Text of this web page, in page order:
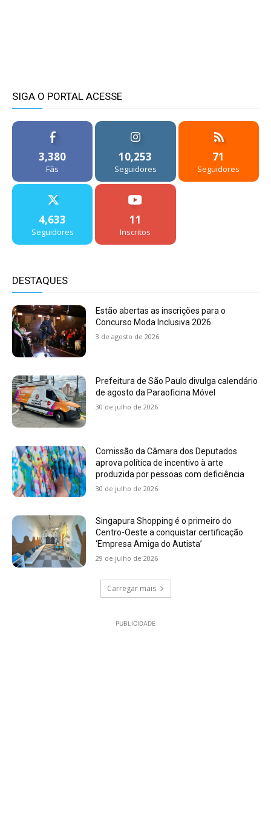
SIGA O PORTAL ACESSE
3,380
Fãs
10,253
Seguidores
71
Seguidores
4,633
Seguidores
11
Inscritos
DESTAQUES
Estão abertas as inscrições para o
Concurso Moda Inclusiva 2026
3 de agosto de 2026
Prefeitura de São Paulo divulga calendário
de agosto da Paraoficina Móvel
30 de julho de 2026
Comissão da Câmara dos Deputados
aprova política de incentivo à arte
produzida por pessoas com deficiência
30 de julho de 2026
Singapura Shopping é o primeiro do
Centro-Oeste a conquistar certificação
‘Empresa Amiga do Autista’
29 de julho de 2026
Carregar mais
PUBLICIDADE